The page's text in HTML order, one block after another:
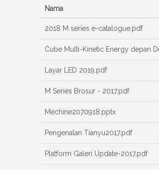
Nama
2018 M series e-catalogue.pdf
Cube Multi-Kinetic Energy depan
Layar LED 2019.pdf
M Series Brosur - 2017.pdf
Mechine2070918.pptx
Pengenalan Tianyu2017.pdf
Platform Galeri Update-2017.pdf